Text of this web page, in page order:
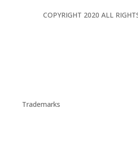
COPYRIGHT 2020 ALL
Trademarks